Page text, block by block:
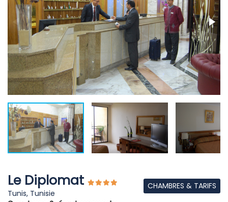
Le Diplomat
Tunis, Tunisie
CHAMBRES & TARIFS